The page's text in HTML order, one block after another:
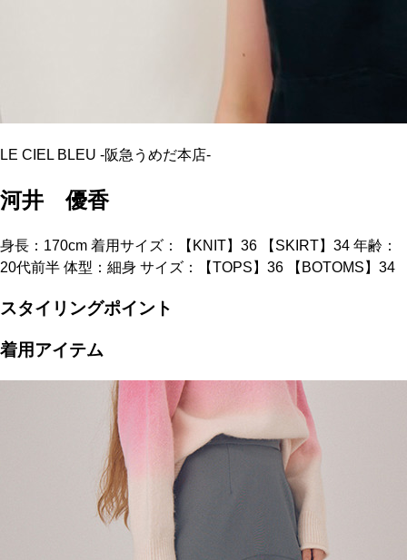
LE CIEL BLEU -阪急うめだ本店-
河井 優香
身長：170cm 着用サイズ：【KNIT】36 【SKIRT】34 年齢：
20代前半 体型：細身 サイズ：【TOPS】36 【BOTOMS】34
スタイリングポイント
着用アイテム